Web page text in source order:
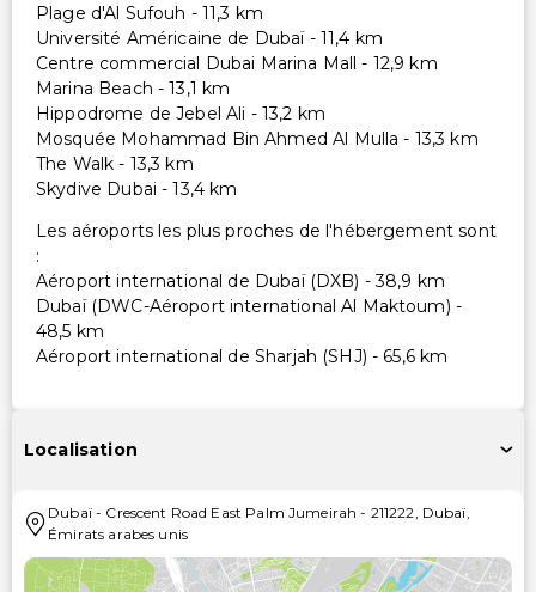
Plage d'Al Sufouh - 11,3 km
Université Américaine de Dubaï - 11,4 km
Centre commercial Dubai Marina Mall - 12,9 km
Marina Beach - 13,1 km
Hippodrome de Jebel Ali - 13,2 km
Mosquée Mohammad Bin Ahmed Al Mulla - 13,3 km
The Walk - 13,3 km
Skydive Dubai - 13,4 km
Les aéroports les plus proches de l'hébergement sont
:
Aéroport international de Dubaï (DXB) - 38,9 km
Dubaï (DWC-Aéroport international Al Maktoum) -
48,5 km
Aéroport international de Sharjah (SHJ) - 65,6 km
Localisation
Dubaï- Crescent Road East Palm Jumeirah - 211222 Dubaï
Émirats arabes unis